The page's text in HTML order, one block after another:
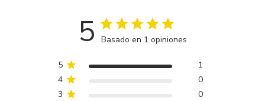
5 Basado en 1 opiniones
5
1
4
0
3
0